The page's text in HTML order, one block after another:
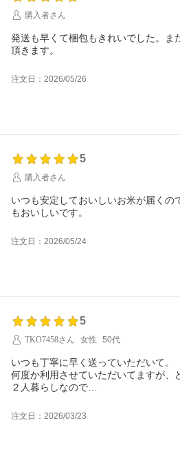
購入者さん
発送も早くて梱包もきれいでした。ま
頂きます。
注文日：2026/05/26
5
購入者さん
いつも安定しておいしいお米が届くの
もおいしいです。
注文日：2026/05/24
5
TKO7458さん
女性 50代
いつも丁寧に早く送っていただいて。
何度か利用させていただいてますが、
２人暮らしなので
注文日：2026/03/23